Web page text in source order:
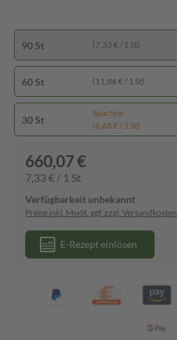
90 St (7,33 € / 1 St)
60 St (11,86 € / 1 St)
30 St
Spartipp
(6,68 € / 1 St)
660,07 €
7,33 € / 1 St
Verfügbarkeit unbekannt
Preise inkl. MwSt. ggf. zzgl. Versandkosten
E-Rezept einlösen